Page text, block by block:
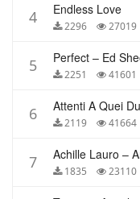
4 Endless Love
2296 27019
5 Perfect – Ed
2251 41601
6 Attenti A Quei
2119 41664
7 1835 23110